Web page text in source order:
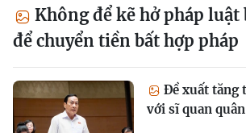
Không để kẽ hở pháp
để chuyển tiền bất hợp pháp
Đề xuất tăng
với sĩ quan